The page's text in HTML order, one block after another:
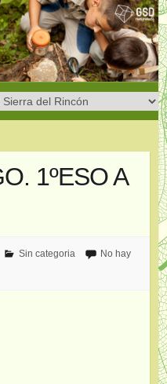
1ºESO A
Sin categoria
No hay